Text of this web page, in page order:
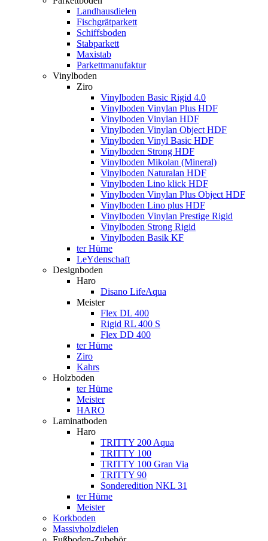
Landhausdielen
Fischgrätparkett
Schiffsboden
Stabparkett
Maxistab
Parkettmanufaktur
Vinylboden
Ziro
Vinylboden Basic Rigid 4.0
Vinylboden Vinylan Plus HDF
Vinylboden Vinylan HDF
Vinylboden Vinylan Object HDF
Vinylboden Vinyl Basic HDF
Vinylboden Strong HDF
Vinylboden Mikolan (Mineral)
Vinylboden Naturalan HDF
Vinylboden Lino klick HDF
Vinylboden Vinylan Plus Object HDF
Vinylboden Lino plus HDF
Vinylboden Vinylan Prestige Rigid
Vinylboden Strong Rigid
Vinylboden Basik KF
ter Hürne
LeYdenschaft
Designboden
Haro
Disano LifeAqua
Meister
Flex DL 400
Rigid RL 400 S
Flex DD 400
ter Hürne
Ziro
Kahrs
Holzboden
ter Hürne
Meister
HARO
Laminatboden
Haro
TRITTY 200 Aqua
TRITTY 100
TRITTY 100 Gran Via
TRITTY 90
Sonderedition NKL 31
ter Hürne
Meister
Korkboden
Massivholzdielen